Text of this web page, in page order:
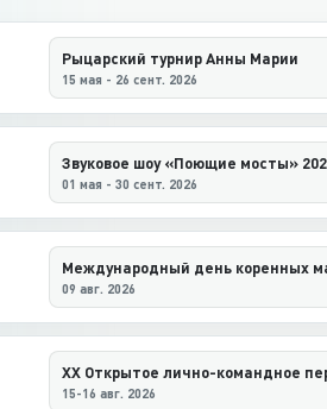
Рыцарский турнир Анны Марии
15 мая - 26 сент. 2026
Звуковое шоу «Поющие мосты»
01 мая - 30 сент. 2026
09 авг. 2026
15-16 авг. 2026